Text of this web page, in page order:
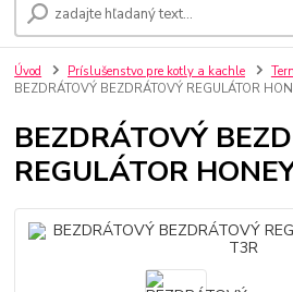
Úvod Príslušenstvo pre kotly a kachle
BEZDRÁTOVÝ BEZDRÁTOVÝ REGULÁTOR
BEZDRÁTOVÝ
REGULÁTOR